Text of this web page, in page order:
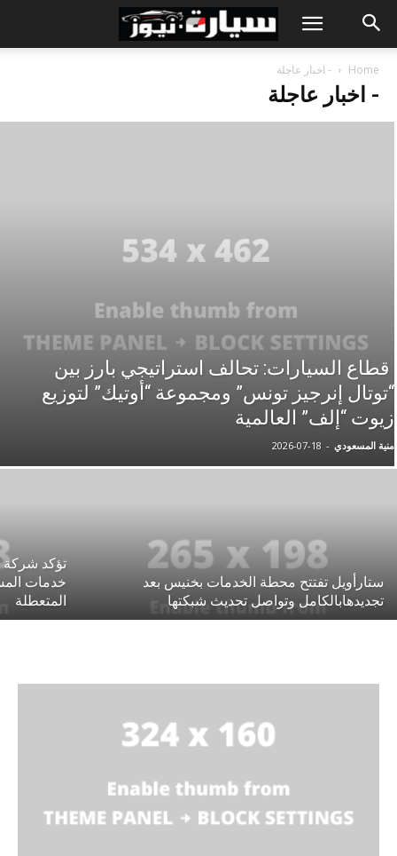
Home - اخبار عاجلة
- اخبار عاجلة
قطاع السيارات: تحالف استراتيجي بارز بين
“توتال إنرجيز تونس” ومجموعة “أوتيك” لتوزيع
زيوت “إلف” العالمية
منية المسعودي -
2026-07-18
ستارأويل تفتتح محطة الخدمات بخنيس بعد
تجديدهابالكامل وتواصل تحديث شبكتها
تؤكد شركة
خدمات
المتعطلة